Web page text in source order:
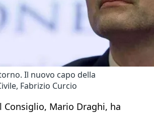
Il nuovo capo della
Fabrizio Curcio
Consiglio, Mario Draghi, ha